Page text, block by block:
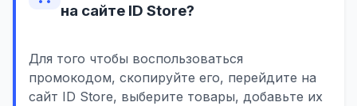
на сайте ID Store?
Для того чтобы воспользоваться
промокодом, скопируйте его, перейдите на
сайт ID Store, выберите товары, добавьте их